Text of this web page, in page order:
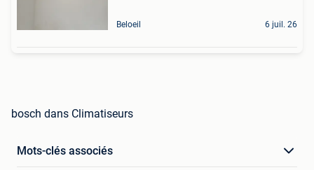
Beloeil 6 juil. 26
bosch dans Climatiseurs
Mots-clés associés